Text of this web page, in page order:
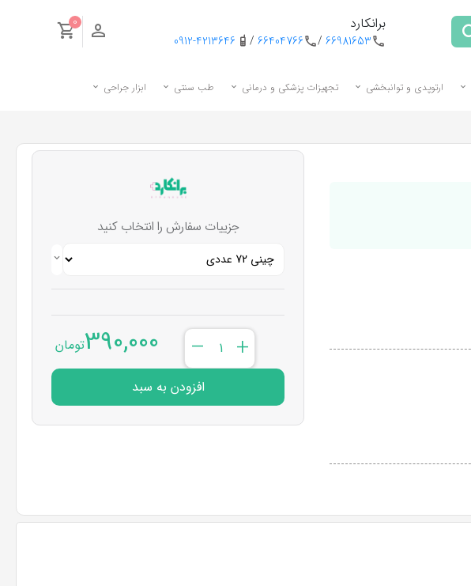
برانکارد
66981653
/
66404766
/
0912-4213646
0
ارتوپدی و توانبخشی تجهیزات پزشکی و درمانی طب سنتی ابزار جراحی
جزییات سفارش را انتخاب کنید
+
–
390,000تومان
افزودن به سبد